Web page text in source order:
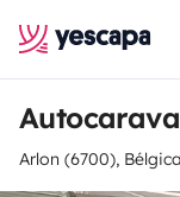
Arlon (6700), Bélgica